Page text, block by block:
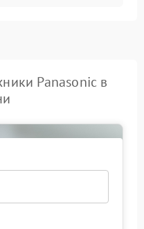
Panasonic в